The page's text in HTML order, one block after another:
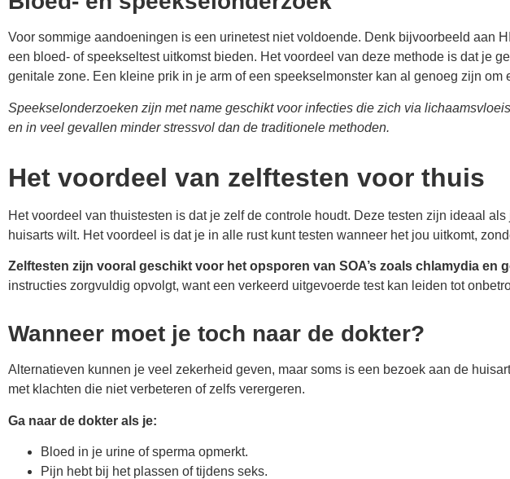
Voor sommige aandoeningen is een urinetest niet voldoende. Denk bijvoorbeeld aan
een bloed- of speekseltest uitkomst bieden. Het voordeel van deze methode is dat je
genitale zone. Een kleine prik in je arm of een speekselmonster kan al genoeg zijn
Speekselonderzoeken zijn met name geschikt voor infecties die zich via
en in veel gevallen minder stressvol dan de traditionele methoden.
Het voordeel van zelftesten voor thuis
Het voordeel van thuistesten is dat je zelf de controle houdt. Deze testen zijn ideaal
huisarts wilt. Het voordeel is dat je in alle rust kunt testen wanneer het jou uitkomt,
Zelftesten zijn vooral geschikt voor het opsporen van SOA’s zoals chlamydia en
instructies zorgvuldig opvolgt, want een verkeerd uitgevoerde test kan leiden tot
Wanneer moet je toch naar de dokter?
Alternatieven kunnen je veel zekerheid geven, maar soms is een bezoek aan de
met klachten die niet verbeteren of zelfs verergeren.
Ga naar de dokter als je:
Bloed in je urine of sperma opmerkt.
Pijn hebt bij het plassen of tijdens seks.